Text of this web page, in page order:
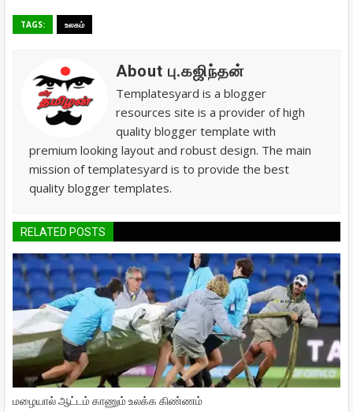
TAGS: உலகம்
About பு.கஜிந்தன்
Templatesyard is a blogger
resources site is a provider of high
quality blogger template with
premium looking layout and robust design. The main
mission of templatesyard is to provide the best
quality blogger templates.
RELATED POSTS
மழையால் ஆட்டம் காணும் உலக்க கிண்ணம்